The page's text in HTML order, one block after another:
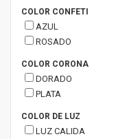
COLOR CONFETI
AZUL
ROSADO
COLOR CORONA
DORADO
PLATA
COLOR DE LUZ
LUZ CALIDA